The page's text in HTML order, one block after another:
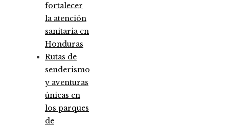
fortalecer
la atención
sanitaria en
Honduras
Rutas de
senderismo
y aventuras
únicas en
los parques
de